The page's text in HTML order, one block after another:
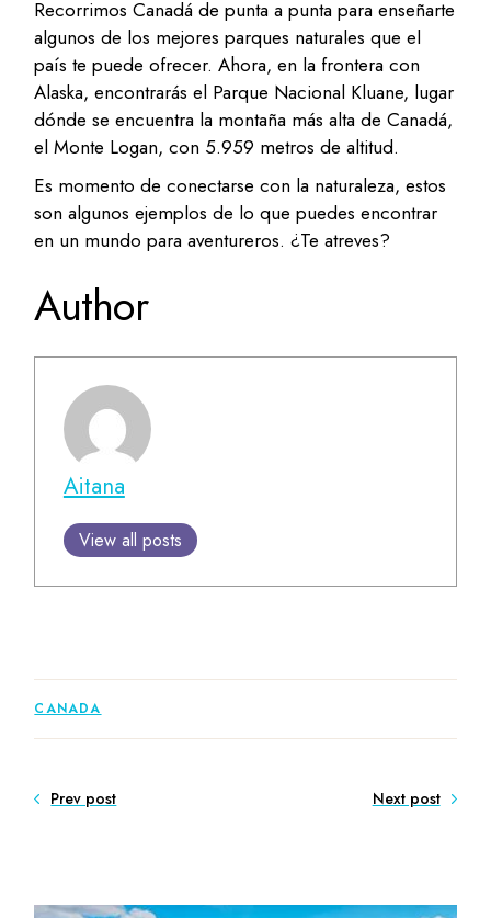
Recorrimos Canadá de punta a punta para enseñarte
algunos de los mejores parques naturales que el
país te puede ofrecer. Ahora, en la frontera con
Alaska, encontrarás el Parque Nacional Kluane, lugar
dónde se encuentra la montaña más alta de Canadá,
el Monte Logan, con 5.959 metros de altitud.
Es momento de conectarse con la naturaleza, estos
son algunos ejemplos de lo que puedes encontrar
en un mundo para aventureros. ¿Te atreves?
Author
Aitana
View all posts
CANADA
Prev post Next post